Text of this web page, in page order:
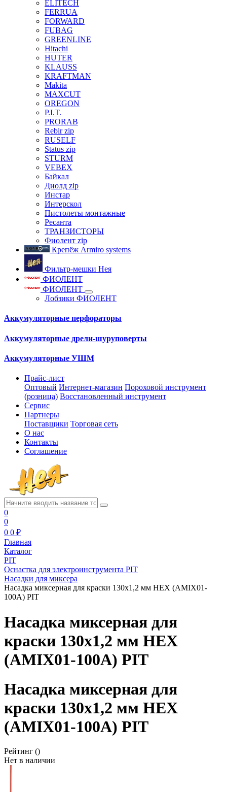
ELITECH
FERRUA
FORWARD
FUBAG
GREENLINE
Hitachi
HUTER
KLAUSS
KRAFTMAN
Makita
MAXCUT
OREGON
P.I.T.
PRORAB
Rebir zip
RUSELF
Status zip
STURM
VEBEX
Байкал
Диолд zip
Инстар
Интерскол
Пистолеты монтажные
Ресанта
ТРАНЗИСТОРЫ
Фиолент zip
Крепёж Armiro systems
Фильтр-мешки Нея
ФИОЛЕНТ
ФИОЛЕНТ
Лобзики ФИОЛЕНТ
Аккумуляторные перфораторы
Аккумуляторные дрели-шуруповерты
Аккумуляторные УШМ
Прайс-лист
Оптовый Интернет-магазин Пороховой инструмент
(розница) Восстановленный инструмент
Сервис
Партнеры
Поставщики Торговая сеть
О нас
Контакты
Соглашение
0
0
0 0 ₽
Главная
Каталог
PIT
Оснастка для электроинструмента PIT
Насадки для миксера
Насадка миксерная для краски 130x1,2 мм HEX (AMIX01-
100A) PIT
Насадка миксерная для
краски 130x1,2 мм HEX
(AMIX01-100A) PIT
Насадка миксерная для
краски 130x1,2 мм HEX
(AMIX01-100A) PIT
Рейтинг ()
Нет в наличии